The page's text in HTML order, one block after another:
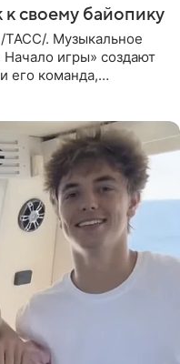
к своему байопику
ТАСС/. Музыкальное
игры» создают
его команда,